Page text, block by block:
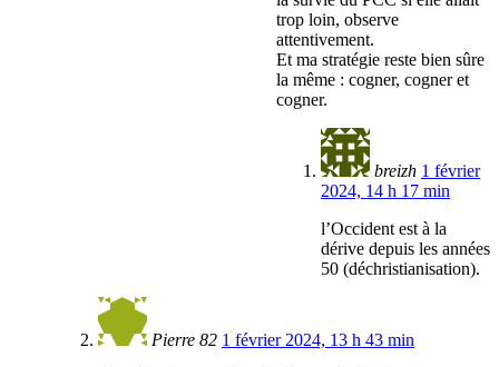
trop loin, observe
attentivement.
Et ma stratégie reste bien sûre
la même : cogner, cogner et
cogner.
breizh 1 février
2024, 14 h 17 min
l’Occident est à la
dérive depuis les années
50 (déchristianisation).
Pierre 82 1 février 2024, 13 h 43 min